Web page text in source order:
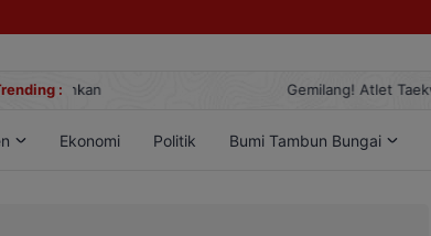
: Gemilang! Atlet Taekwondo Kobar Panen 89
Ekonomi Politik Bumi Tambun Bungai